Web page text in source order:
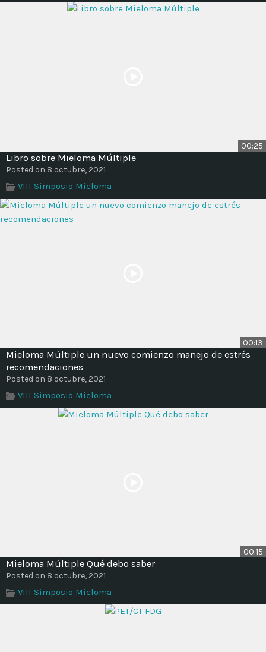
00:25
Libro sobre Mieloma Múltiple
Posted on 8 octubre, 2021
VIII Simposio Mieloma
00:13
Mieloma Múltiple un nuevo comienzo manejo de estrés
recomendaciones
Posted on 8 octubre, 2021
VIII Simposio Mieloma
00:15
Mieloma Múltiple Qué debo saber
Posted on 8 octubre, 2021
VIII Simposio Mieloma